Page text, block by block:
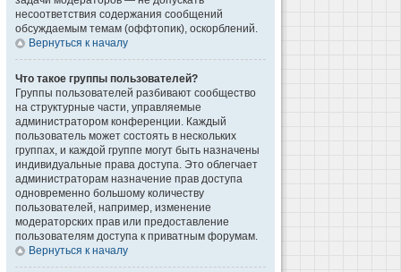
несоответствия содержания сообщений
обсуждаемым темам (оффтопик), оскорблений.
Вернуться к началу
Что такое группы пользователей?
Группы пользователей разбивают сообщество
на структурные части, управляемые
администратором конференции. Каждый
пользователь может состоять в нескольких
группах, и каждой группе могут быть назначены
индивидуальные права доступа. Это облегчает
администраторам назначение прав доступа
одновременно большому количеству
пользователей, например, изменение
модераторских прав или предоставление
пользователям доступа к приватным форумам.
Вернуться к началу